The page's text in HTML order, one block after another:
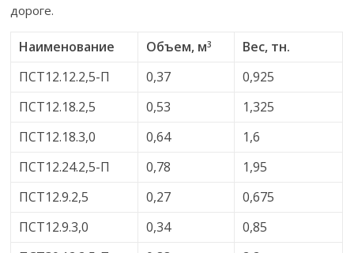
дороге.
Наименование Объем, м3
Вес, тн.
ПСТ12.12.2,5-П
0,37
0,925
ПСТ12.18.2,5
0,53
1,325
ПСТ12.18.3,0
0,64
1,6
ПСТ12.24.2,5-П
0,78
1,95
ПСТ12.9.2,5
0,27
0,675
ПСТ12.9.3,0
0,34
0,85